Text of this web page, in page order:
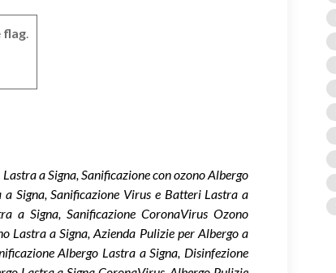
flag.
a Signa, Sanificazione con ozono Albergo
Signa, Sanificazione Virus e Batteri Lastra a
a Signa, Sanificazione CoronaVirus Ozono
Lastra a Signa, Azienda Pulizie per Albergo a
Albergo Lastra a Signa, Disinfezione